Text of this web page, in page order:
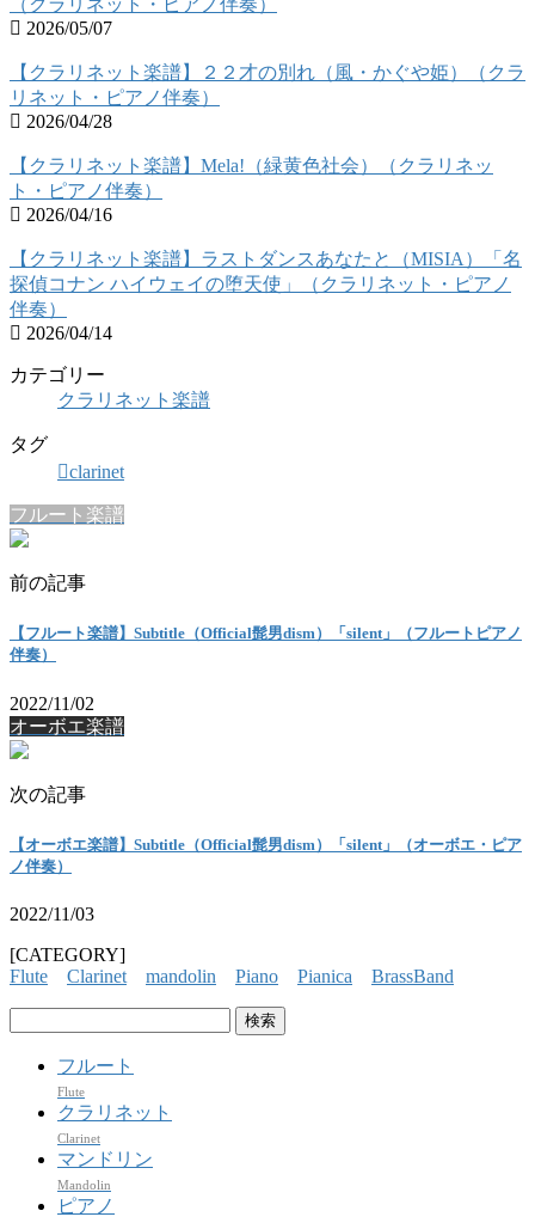
（クラリネット・ピアノ伴奏）
2026/05/07
【クラリネット楽譜】２２才の別れ（風・かぐや姫）（クラ
リネット・ピアノ伴奏）
2026/04/28
【クラリネット楽譜】Mela!（緑黄色社会）（クラリネッ
ト・ピアノ伴奏）
2026/04/16
【クラリネット楽譜】ラストダンスあなたと（MISIA）「名
探偵コナン ハイウェイの堕天使」（クラリネット・ピアノ
伴奏）
2026/04/14
カテゴリー
クラリネット楽譜
タグ
clarinet
フルート楽譜
前の記事
【フルート楽譜】Subtitle（Official髭男dism）「silent」（フルートピアノ
伴奏）
2022/11/02
オーボエ楽譜
次の記事
【オーボエ楽譜】Subtitle（Official髭男dism）「silent」（オーボエ・ピア
ノ伴奏）
2022/11/03
[CATEGORY]
Flute
Clarinet mandolin Piano Pianica
BrassBand
フルート
Flute
クラリネット
Clarinet
マンドリン
Mandolin
ピアノ